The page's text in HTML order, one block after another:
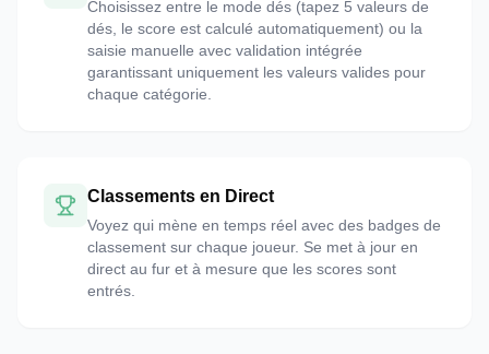
Choisissez entre le mode dés (tapez 5 valeurs de
dés, le score est calculé automatiquement) ou la
saisie manuelle avec validation intégrée
garantissant uniquement les valeurs valides pour
chaque catégorie.
Classements en Direct
Voyez qui mène en temps réel avec des badges de
classement sur chaque joueur. Se met à jour en
direct au fur et à mesure que les scores sont
entrés.